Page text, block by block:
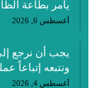
يأمر بطاعة
أغسطس 6, 2026
يجب أن نرجع
ونتبعه إتباعاً
أغسطس 4, 2026